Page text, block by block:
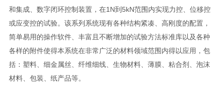
和集成、数字闭环控制装置，在1N到5kN范围内实现力控、位移控
或应变控的试验。该系列系统现有各种结构紧凑、高刚度的配置，
简单易用的操作软件、丰富且不断增加的试验方法标准库以及各种
各样的附件使得本系统在非常广泛的材料领域范围内得以应用，包
括：塑料、细金属丝、纤维细线、生物材料、薄膜、粘合剂、泡沫
材料、包装、纸产品等。